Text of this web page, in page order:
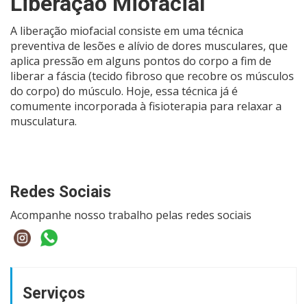
A liberação miofacial consiste em uma técnica
preventiva de lesões e alívio de dores musculares, que
aplica pressão em alguns pontos do corpo a fim de
liberar a fáscia (tecido fibroso que recobre os músculos
do corpo) do músculo. Hoje, essa técnica já é
comumente incorporada à fisioterapia para relaxar a
musculatura.
Redes Sociais
Acompanhe nosso trabalho pelas redes sociais
Serviços